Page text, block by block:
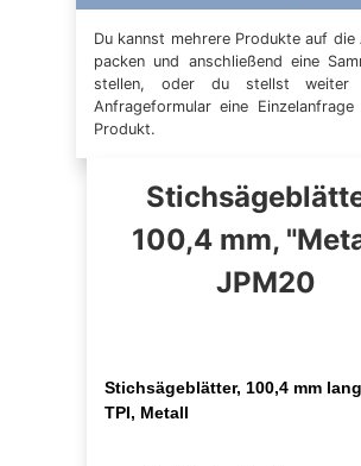
Du kannst mehrere Produkte auf die
packen und anschließend eine
stellen, oder du stellst weiter
Anfrageformular eine
Produkt.
100,4 mm,
JPM20
Stichsägeblätter, 100,4 mm
TPI, Metall